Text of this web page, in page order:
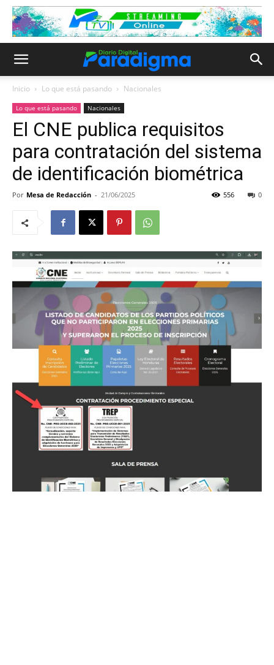
Inicio Lo que está pasando Nacionales
Lo que está pasando Nacionales
El CNE publica requisitos
para contratación del sistema
de identificación biométrica
Por Mesa de Redacción - 21/06/2025 0
556